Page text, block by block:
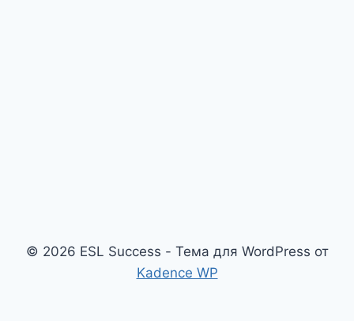
© 2026 ESL Success - Тема для WordPress от
Kadence WP